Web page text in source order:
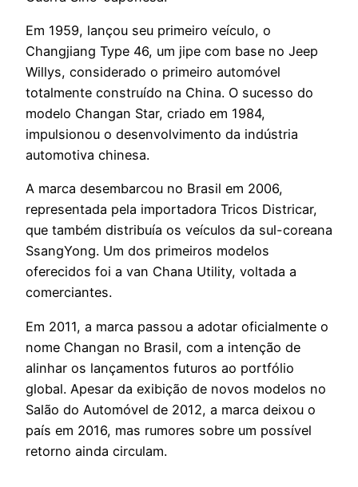
Em 1959, lançou seu primeiro veículo, o
Changjiang Type 46, um jipe com base no Jeep
Willys, considerado o primeiro automóvel
totalmente construído na China. O sucesso do
modelo Changan Star, criado em 1984,
impulsionou o desenvolvimento da indústria
automotiva chinesa.
A marca desembarcou no Brasil em 2006,
representada pela importadora Tricos Districar,
que também distribuía os veículos da sul-coreana
SsangYong. Um dos primeiros modelos
oferecidos foi a van Chana Utility, voltada a
comerciantes.
Em 2011, a marca passou a adotar oficialmente o
nome Changan no Brasil, com a intenção de
alinhar os lançamentos futuros ao portfólio
global. Apesar da exibição de novos modelos no
Salão do Automóvel de 2012, a marca deixou o
país em 2016, mas rumores sobre um possível
retorno ainda circulam.